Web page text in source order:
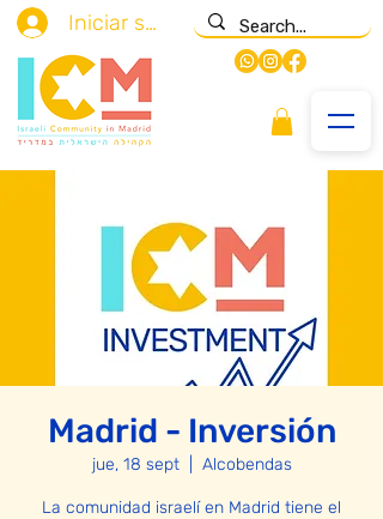
Iniciar sesión
Madrid - Inversión
jue, 18 sept
  |
Alcobendas
La comunidad israelí en Madrid tiene el